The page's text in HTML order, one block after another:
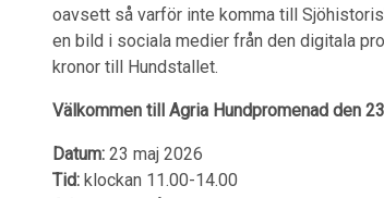
oavsett så varför inte komma till
en bild i sociala medier från den digitala
kronor till Hundstallet.
Välkommen till Agria Hundpromenad den
Datum: 23 maj 2026
Tid: klockan 11.00-14.00